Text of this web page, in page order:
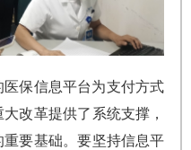
保信息平台为支付方式
改革提供了系统支撑，
要基础。要坚持信息平